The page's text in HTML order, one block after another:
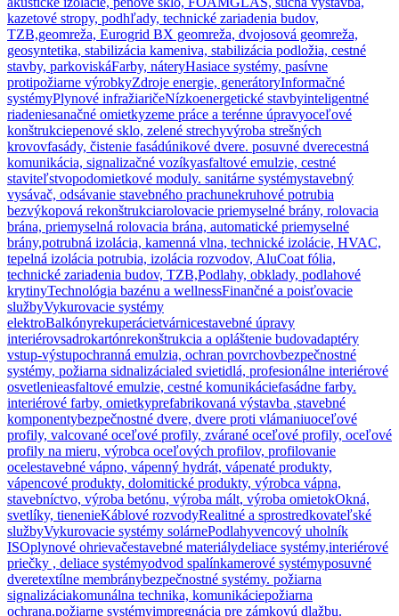
kazetové stropy, podhľady, technické zariadenia budov,
TZB,geomreža, Eurogrid BX geomreža, dvojosová geomreža,
geosyntetika, stabilizácia kameniva, stabilizácia podložia, cestné
stavby, parkoviskáFarby, náteryHasiace systémy, pasívne
protipožiarne výrobkyZdroje energie, generátoryInformačné
systémyPlynové infražiaričeNízkoenergetické stavbyinteligentné
riadeniesanačné omietkyzeme práce a terénne úpravyoceľové
konštrukciepenové sklo, zelené strechyvýroba strešných
krovovfasády, čistenie fasádúnikové dvere. posuvné dverecestná
komunikácia, signalizačné vozíkyasfaltové emulzie, cestné
staviteľstvopodomietkové moduly. sanitárne systémystavebný
vysávač, odsávanie stavebného prachunekruhové potrubia
bezvýkopová rekonštrukciarolovacie priemyselné brány, rolovacia
brána, priemyselná rolovacia brána, automatické priemyselné
brány,potrubná izolácia, kamenná vlna, technické izolácie, HVAC,
tepelná izolácia potrubia, izolácia rozvodov, AluCoat fólia,
technické zariadenia budov, TZB,Podlahy, obklady, podlahové
krytinyTechnológia bazénu a wellnessFinančné a poisťovacie
službyVykurovacie systémy
elektroBalkónyrekuperácietvárnicestavebné úpravy
interiérovsadrokartónrekonštrukcia a opláštenie budovadaptéry
vstup-výstupochranná emulzia, ochran povrchovbezpečnostné
systémy, požiarna sidnalizácialed svietidlá, profesionálne interiérové
osvetlenieasfaltové emulzie, cestné komunikáciefasádne farby.
interiérové farby, omietkyprefabrikovaná výstavba ,stavebné
komponentybezpečnostné dvere, dvere proti vlámaniuoceľové
profily, valcované oceľové profily, zvárané oceľové profily, oceľové
profily na mieru, výrobca oceľových profilov, profilovanie
ocelestavebné vápno, vápenný hydrát, vápenaté produkty,
vápencové produkty, dolomitické produkty, výrobca vápna,
stavebníctvo, výroba betónu, výroba mált, výroba omietokOkná,
svetlíky, tienenieKáblové rozvodyRealitné a sprostredkovateľské
službyVykurovacie systémy solárnePodlahyvencový uholník
ISOplynové ohrievačestavebné materiálydeliace systémy,interiérové
priečky , deliace systémyodvod spalínkamerové systémyposuvné
dveretextílne membránybezpečnostné systémy. požiarna
signalizáciakomunálna technika, komunikáciepožiarna
ochrana,požiarne systémyimpregnácia pre zámkovú dlažbu.